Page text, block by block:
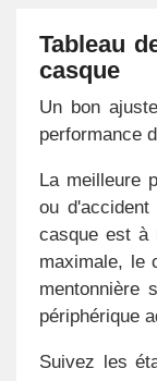
Tableau
casque
Un bon
performance
La meilleure
ou
casque est à
maximale, le
mentonnière
périphérique
Suivez les